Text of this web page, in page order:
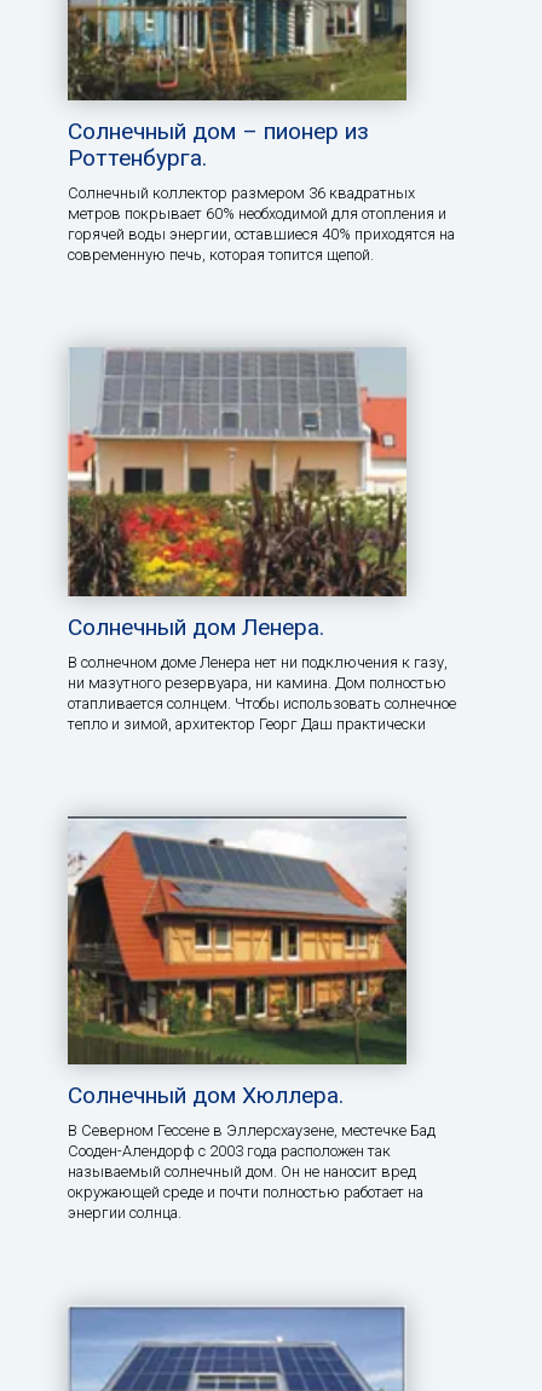
Солнечный дом – пионер из
Роттенбурга.
Солнечный коллектор размером 36 квадратных
метров покрывает 60% необходимой для отопления и
горячей воды энергии, оставшиеся 40% приходятся на
современную печь, которая топится щепой.
Солнечный дом Ленера.
В солнечном доме Ленера нет ни подключения к газу,
ни мазутного резервуара, ни камина. Дом полностью
отапливается солнцем. Чтобы использовать солнечное
тепло и зимой, архитектор Георг Даш практически
Солнечный дом Хюллера.
В Северном Гессене в Эллерсхаузене, местечке Бад
Сооден-Алендорф с 2003 года расположен так
называемый солнечный дом. Он не наносит вред
окружающей среде и почти полностью работает на
энергии солнца.